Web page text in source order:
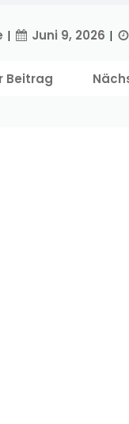
| Juni 9, 2026 |
Beitrag